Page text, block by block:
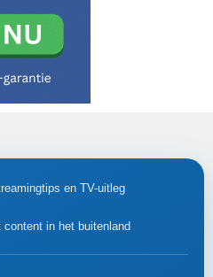
en TV-uitleg
in het buitenland